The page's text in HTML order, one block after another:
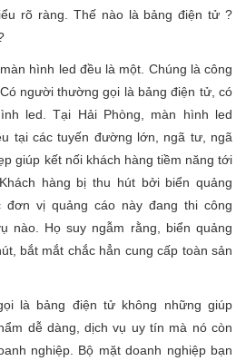
rõ ràng. Thế nào là bảng điện tử ?
hình led đều là một. Chúng là công
người thường gọi là bảng điện tử, có
led. Tại Hải Phòng, màn hình led
tại các tuyến đường lớn, ngã tư, ngã
giúp kết nối khách hàng tiềm năng tới
hàng bị thu hút bởi biển quảng
vị quảng cáo này đang thi công
nào. Họ suy ngẫm rằng, biển quảng
bắt mắt chắc hẳn cung cấp toàn sản
là bảng điện tử không những giúp
dễ dàng, dịch vụ uy tín mà nó còn
nghiệp. Bộ mặt doanh nghiệp bạn